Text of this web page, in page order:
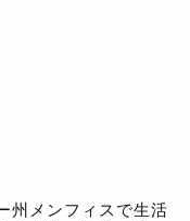
州メンフィスで生活